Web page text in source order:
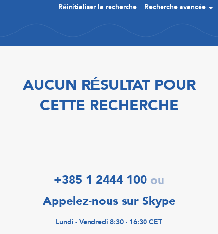
Réinitialiser la recherche Recherche avancée
AUCUN RÉSULTAT POUR
CETTE RECHERCHE
+385 1 2444 100 ou
Appelez-nous sur Skype
Lundi - Vendredi 8:30 - 16:30 CET